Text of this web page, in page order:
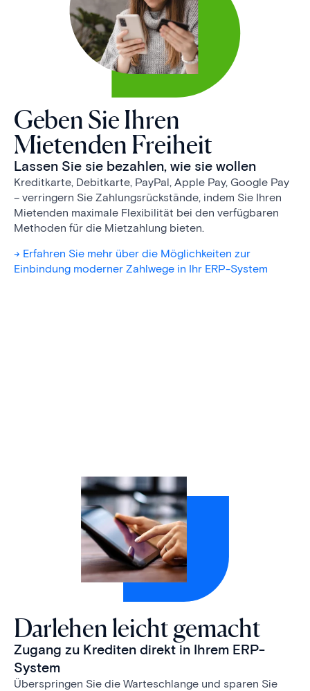
Geben Sie Ihren
Mietenden Freiheit
Lassen Sie sie bezahlen, wie sie wollen
Kreditkarte, Debitkarte, PayPal, Apple Pay, Google Pay
– verringern Sie Zahlungs­rück­stände, indem Sie Ihren
Mietenden maximale Flexibilität bei den verfügbaren
Methoden für die Mietzahlung bieten.
-> Erfahren Sie mehr über die Möglichkeiten zur
Einbindung moderner Zahlwege in Ihr ERP-System
Darlehen leicht gemacht
Zugang zu Krediten direkt in Ihrem ERP-
System
Überspringen Sie die Warteschlange und sparen Sie